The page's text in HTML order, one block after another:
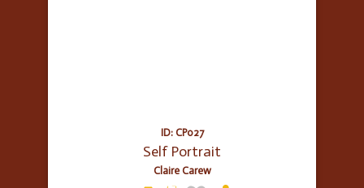
ID: CP027
Self Portrait
Claire Carew